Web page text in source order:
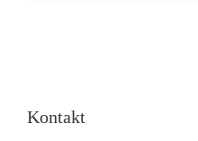
Kontakt